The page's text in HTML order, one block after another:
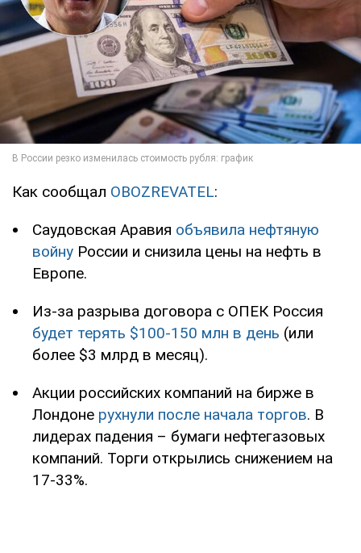
Как сообщал OBOZREVATEL:
Саудовская Аравия объявила нефтяную
войну России и снизила цены на нефть в
Европе.
Из-за разрыва договора с ОПЕК Россия
будет терять $100-150 млн в день (или
более $3 млрд в месяц).
Акции российских компаний на бирже в
Лондоне рухнули после начала торгов. В
лидерах падения – бумаги нефтегазовых
компаний. Торги открылись снижением на
17-33%.